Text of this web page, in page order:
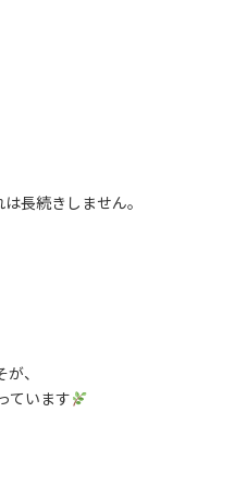
長続きしません。
が、
ています